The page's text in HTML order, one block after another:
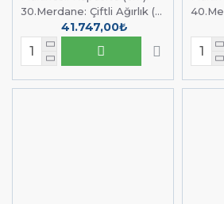
30.Merdane: Çiftli Ağırlık (...
41.747,00₺